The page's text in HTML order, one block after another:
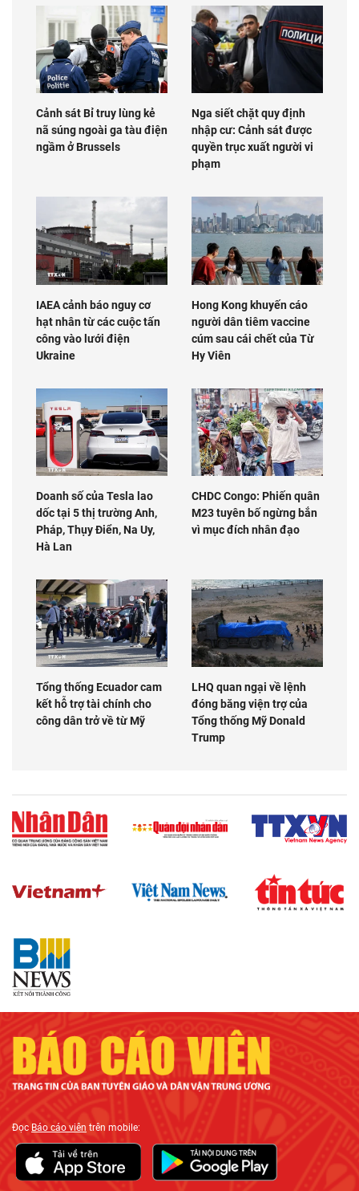
Cảnh sát Bỉ truy lùng kẻ
nã súng ngoài ga tàu điện
ngầm ở Brussels
Nga siết chặt quy định
nhập cư: Cảnh sát được
quyền trục xuất người vi
phạm
IAEA cảnh báo nguy cơ
hạt nhân từ các cuộc tấn
công vào lưới điện
Ukraine
Hong Kong khuyến cáo
người dân tiêm vaccine
cúm sau cái chết của Từ
Hy Viên
Doanh số của Tesla lao
dốc tại 5 thị trường Anh,
Pháp, Thụy Điển, Na Uy,
Hà Lan
CHDC Congo: Phiến quân
M23 tuyên bố ngừng bắn
vì mục đích nhân đạo
Tổng thống Ecuador cam
kết hỗ trợ tài chính cho
công dân trở về từ Mỹ
LHQ quan ngại về lệnh
đóng băng viện trợ của
Tổng thống Mỹ Donald
Trump
ĐọcBáo cáo viên trên mobile: